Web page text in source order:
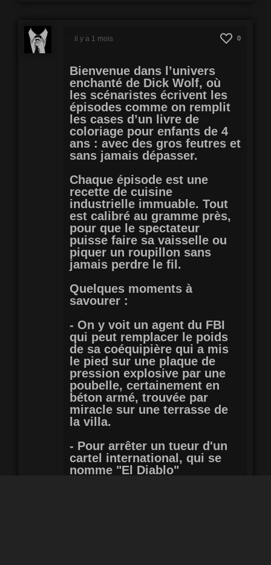
0
Bienvenue dans l’univers
enchanté de Dick Wolf, où
les scénaristes écrivent les
épisodes comme on remplit
les cases d’un livre de
coloriage pour enfants de 4
ans : avec des gros feutres et
sans jamais dépasser.
Chaque épisode est une
recette de cuisine
industrielle immuable. Tout
est calibré au gramme près,
pour que le spectateur
puisse faire sa vaisselle ou
piquer un roupillon sans
jamais perdre le fil.
Quelques moments à
savourer :
- On y voit un agent du FBI
qui peut remplacer le poids
de sa coéquipière qui a mis
le pied sur une plaque de
pression explosive par une
poubelle, certainement en
béton armé, trouvée par
miracle sur une terrasse de
la villa.
- Pour arrêter un tueur d'un
cartel international, qui se
nomme "El Diablo"
il y a 1 mois